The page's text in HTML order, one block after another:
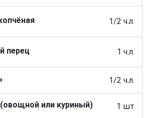
1/2 ч.л.
перец 1 ч.л.
1/2 ч.л.
или куриный) 1 шт